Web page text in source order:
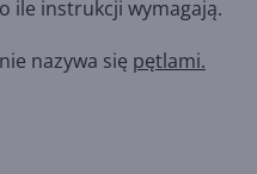
ile instrukcji wymagają.
nazywa się pętlami.